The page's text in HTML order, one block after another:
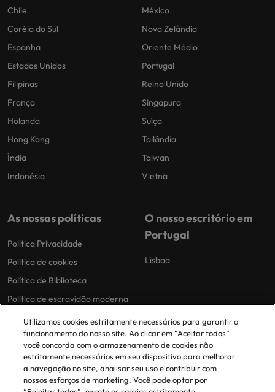
Chile
Coréia do Sul
Espanha
Estados Unidos
Filipinas
França
Holanda
Hong Kong
Índia
Indonésia
México
Nova Zelândia
Oriente Médio
Portugal
Reino Unido
Singapura
Suíça
Tailândia
Taiwan
Vietnã
As nossas políticas
Politica Privacidade
Politica de cookies
Política de Biblioteca
Politica de escravidão moderna
O nosso escritório em
Portugal
Lisboa
© 2025 Robert Walters Plc. All Rights Reserved.
Utilizamos cookies estritamente necessários para garantir o
funcionamento do nosso site. Ao clicar em “Aceitar todos”
você concorda com o armazenamento de cookies não
estritamente necessários em seu dispositivo para melhorar
a navegação no site, analisar seu uso e contribuir com
nossos esforços de marketing. Você pode optar por